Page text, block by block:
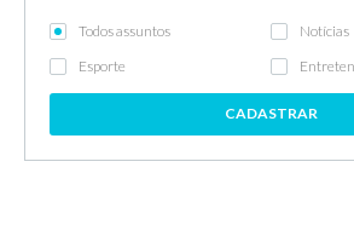
Todos assuntos
Notícias
Esporte
CADASTRAR